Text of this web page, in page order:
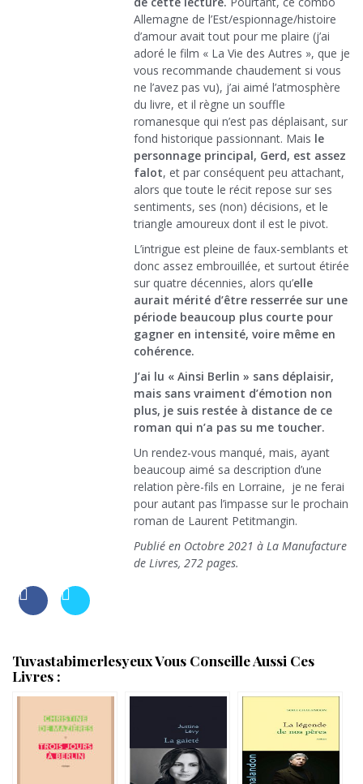
Allemagne de l’Est/espionnage/histoire
d’amour avait tout pour me plaire (j’ai
adoré le film « La Vie des Autres », que je
vous recommande chaudement si vous
ne l’avez pas vu), j’ai aimé l’atmosphère
du livre, et il règne un souffle
romanesque qui n’est pas déplaisant, sur
fond historique passionnant. Mais le
personnage principal, Gerd, est assez
falot, et par conséquent peu attachant,
alors que toute le récit repose sur ses
sentiments, ses (non) décisions, et le
triangle amoureux dont il est le pivot.
L’intrigue est pleine de faux-semblants et
donc assez embrouillée, et surtout étirée
sur quatre décennies, alors qu’elle
aurait mérité d’être resserrée sur une
période beaucoup plus courte pour
gagner en intensité, voire même en
cohérence.
J’ai lu « Ainsi Berlin » sans déplaisir,
mais sans vraiment d’émotion non
plus, je suis restée à distance de ce
roman qui n’a pas su me toucher.
Un rendez-vous manqué, mais, ayant
beaucoup aimé sa description d’une
relation père-fils en Lorraine, je ne ferai
pour autant pas l’impasse sur le prochain
roman de Laurent Petitmangin.
Publié en Octobre 2021 à La Manufacture
de Livres, 272 pages.
Tuvastabimerlesyeux Vous Conseille Aussi Ces
Livres :